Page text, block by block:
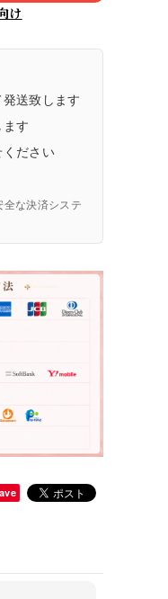
け
送致します
す
ください
な決済システ